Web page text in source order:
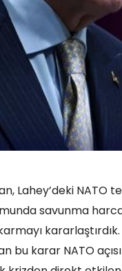
Lahey’deki NATO
savunma
bu karar NATO